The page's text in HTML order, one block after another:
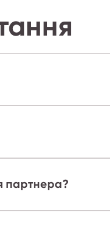
партнера?